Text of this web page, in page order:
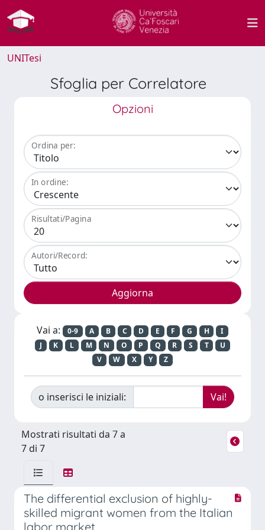
UNITesi
Sfoglia per Correlatore
Opzioni
Ordina per:
In ordine:
Risultati/Pagina
Autori/Record:
Vai a: 0-9 A B C D E F G H
I
J
K L M N O P Q R S T
U
V
W X Y Z
o inserisci le iniziali:
Mostrati risultati da 7 a
7 di 7
The differential exclusion of highly-
skilled migrant women from the Italian
labor market